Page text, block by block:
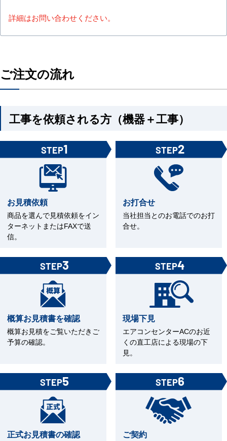
詳細はお問い合わせください。
ご注文の流れ
工事を依頼される方（機器＋工事）
STEP1
お見積依頼
商品を選んで見積依頼をイン
ターネットまたはFAXで送
信。
STEP2
お打合せ
当社担当とのお電話でのお打
合せ。
STEP3
概算お見積書を確認
概算お見積をご覧いただきご
予算の確認。
STEP4
現場下見
エアコンセンターACのお近
くの直工店による現場の下
見。
STEP5
正式お見積書の確認
STEP6
ご契約